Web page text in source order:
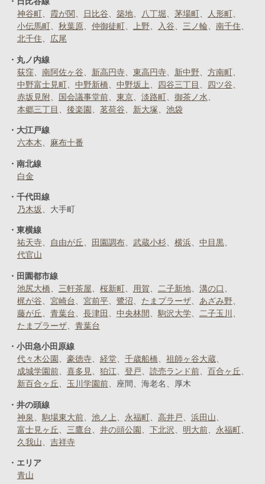
神谷町
霞が関 日比谷 築地 八丁堀 茅場町
人形町
小伝馬町
秋葉原 仲御徒町 上野 入谷 三ノ輪
南千住
北千住
広尾
丸ノ内線
荻窪
南阿佐ヶ谷 新高円寺 東高円寺 新中野
方南町
中野富士見町
中野新橋 中野坂上 四谷三丁目
四ツ谷
赤坂見附
国会議事堂前 東京 淡路町
御茶ノ水
本郷三丁目
後楽園 茗荷谷 新大塚 池袋
大江戸線
六本木
麻布十番
南北線
白金
千代田線
乃木坂
大手町
東横線
祐天寺
自由が丘 田園調布 武蔵小杉 横浜
中目黒
代官山
田園都市線
池尻大橋
三軒茶屋 桜新町 用賀 二子新地
溝の口
梶が谷
宮崎台 宮前平 鷺沼 たまプラーザ
あざみ野
藤が丘
青葉台 長津田 中央林間 駒沢大学
二子玉川
たまプラーザ
青葉台
小田急小田原線
代々木公園
豪徳寺 経堂 千歳船橋
祖師ヶ谷大蔵
成城学園前
喜多見 狛江 登戸 読売ランド前
百合ヶ丘
新百合ヶ丘
玉川学園前 座間 海老名 厚木
井の頭線
神泉
駒場東大前 池ノ上 永福町 高井戸
浜田山
富士見ヶ丘
三鷹台 井の頭公園 下北沢 明大前
永福町
久我山
吉祥寺
エリア
青山